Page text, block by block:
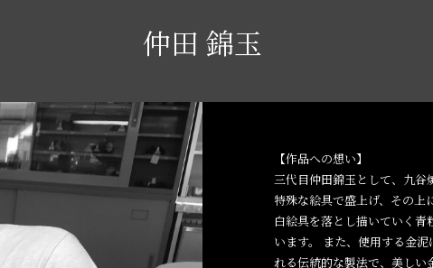
仲田 錦玉
【作品への想い】
三代目仲田錦玉として、九谷
特殊な絵具で盛上げ、その上
白絵具を落とし描いていく
います。 また、使用する金
れる伝統的な製法で、美しい